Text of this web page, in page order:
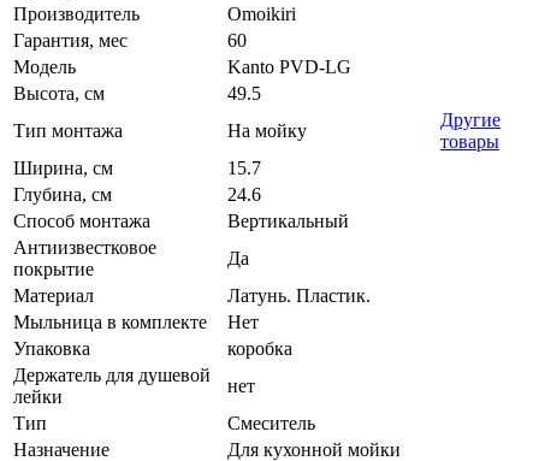
Производитель
Omoikiri
Гарантия, мес
60
Модель
Kanto PVD-LG
Высота, см
49.5
Тип монтажа
На мойку
Другие
товары
Ширина, см
15.7
Глубина, см
24.6
Способ монтажа
Вертикальный
Антиизвестковое
покрытие
Да
Материал
Латунь. Пластик.
Мыльница в комплекте
Нет
Упаковка
коробка
Держатель для душевой
лейки
нет
Тип
Смеситель
Назначение
Для кухонной мойки